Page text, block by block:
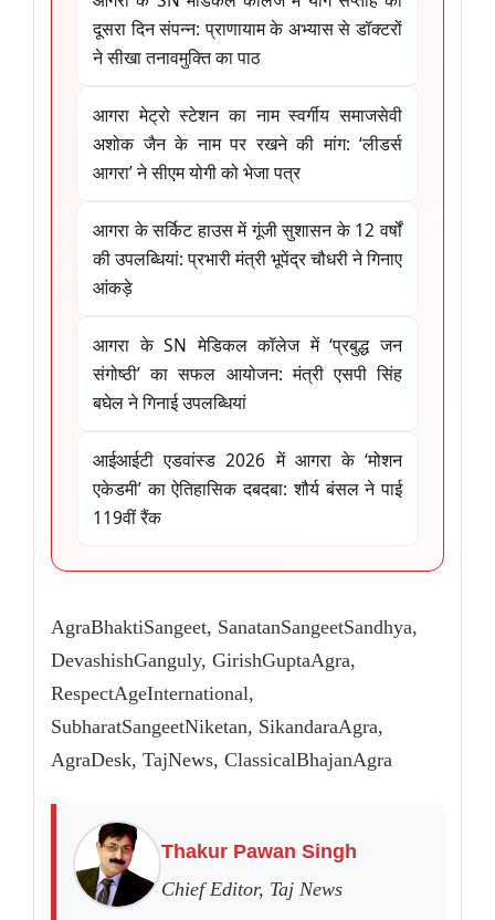
दूसरा दिन संपन्न: प्राणायाम के अभ्यास से डॉक्टरों
ने सीखा तनावमुक्ति का पाठ
आगरा मेट्रो स्टेशन का नाम स्वर्गीय समाजसेवी
अशोक जैन के नाम पर रखने की मांग: ‘लीडर्स
आगरा’ ने सीएम योगी को भेजा पत्र
आगरा के सर्किट हाउस में गूंजी सुशासन के 12 वर्षों
की उपलब्धियां: प्रभारी मंत्री भूपेंद्र चौधरी ने गिनाए
आंकड़े
आगरा के SN मेडिकल कॉलेज में ‘प्रबुद्ध जन
संगोष्ठी’ का सफल आयोजन: मंत्री एसपी सिंह
बघेल ने गिनाई उपलब्धियां
आईआईटी एडवांस्ड 2026 में आगरा के ‘मोशन
एकेडमी’ का ऐतिहासिक दबदबा: शौर्य बंसल ने पाई
119वीं रैंक
AgraBhaktiSangeet, SanatanSangeetSandhya,
DevashishGanguly, GirishGuptaAgra,
RespectAgeInternational,
SubharatSangeetNiketan, SikandaraAgra,
AgraDesk, TajNews, ClassicalBhajanAgra
Thakur Pawan Singh
Chief Editor, Taj News